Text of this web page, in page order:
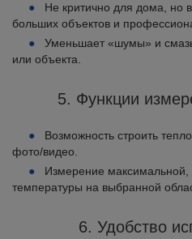
Не критично для дома, но
больших объектов и
Уменьшает «шумы» и
или объекта.
5. Функции
Возможность строить
фото/видео.
Измерение
температуры на выбранной
6. Удобство